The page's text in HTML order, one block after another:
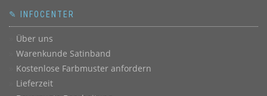
✎ INFOCENTER
Über uns
Warenkunde Satinband
Kostenlose Farbmuster anfordern
Lieferzeit